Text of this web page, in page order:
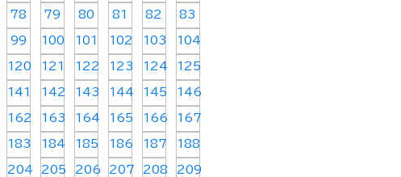
78 79 80 81 82 83
99 100 101 102 103 104
120 121 122 123 124 125
141 142 143 144 145 146
162 163 164 165 166 167
183 184 185 186 187 188
204 205 206 207 208 209